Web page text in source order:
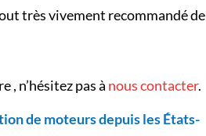
très vivement recommandé de
, n’hésitez pas à nous contacter.
de moteurs depuis les États-